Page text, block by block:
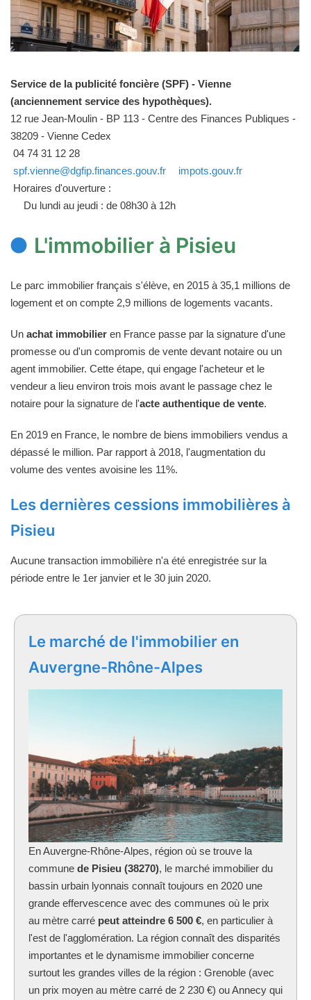
Service de la publicité foncière (SPF) - Vienne
(anciennement service des hypothèques).
12 rue Jean-Moulin - BP 113 - Centre des Finances Publiques -
38209 - Vienne Cedex
04 74 31 12 28
spf.vienne@dgfip.finances.gouv.fr
impots.gouv.fr
Horaires d'ouverture :
Du lundi au jeudi : de 08h30 à 12h
L'immobilier à Pisieu
Le parc immobilier français s'élève, en 2015 à 35,1 millions de
logement et on compte 2,9 millions de logements vacants.
Un achat immobilier en France passe par la signature d'une
promesse ou d'un compromis de vente devant notaire ou un
agent immobilier. Cette étape, qui engage l'acheteur et le
vendeur a lieu environ trois mois avant le passage chez le
notaire pour la signature de l'acte authentique de vente.
En 2019 en France, le nombre de biens immobiliers vendus a
dépassé le million. Par rapport à 2018, l'augmentation du
volume des ventes avoisine les 11%.
Les dernières cessions immobilières à
Pisieu
Aucune transaction immobilière n'a été enregistrée sur la
période entre le 1er janvier et le 30 juin 2020.
Le marché de l'immobilier en
Auvergne-Rhône-Alpes
En Auvergne-Rhône-Alpes, région où se trouve la
commune de Pisieu (38270), le marché immobilier du
bassin urbain lyonnais connaît toujours en 2020 une
grande effervescence avec des communes où le prix
au mètre carré peut atteindre 6 500 €, en particulier à
l'est de l'agglomération. La région connaît des disparités
importantes et le dynamisme immobilier concerne
surtout les grandes villes de la région : Grenoble (avec
un prix moyen au mètre carré de 2 230 €) ou Annecy qui